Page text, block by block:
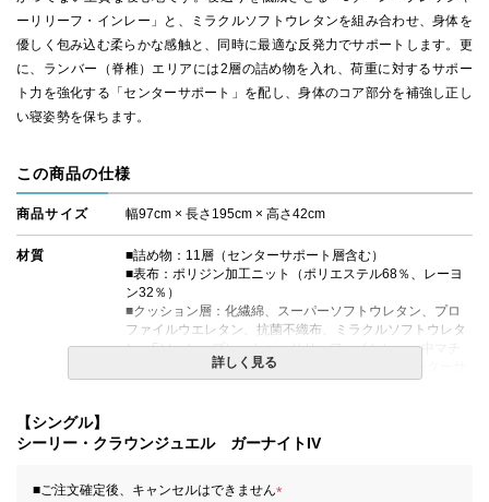
ーリリーフ・インレー」と、ミラクルソフトウレタンを組み合わせ、身体を
優しく包み込む柔らかな感触と、同時に最適な反発力でサポートします。更
に、ランバー（脊椎）エリアには2層の詰め物を入れ、荷重に対するサポー
ト力を強化する「センターサポート」を配し、身体のコア部分を補強し正し
い寝姿勢を保ちます。
この商品の仕様
商品サイズ 幅97cm × 長さ195cm × 高さ42cm
材質
■詰め物：11層（センターサポート層含む）
■表布：ポリジン加工ニット（ポリエステル68％、レーヨ
ン32％）
■クッション層：化繊綿、スーパーソフトウレタン、プロ
ファイルウエレタン、抗菌不織布、ミラクルソフトウレタ
ン、5ソーン・プレッシャーリリーフ・インレー、中マチ
用生地、ウレタン、ウレタン＋硬質フェルト（センターサ
ポート）、ニューハードフェルト
コイルの種類 Rest Support(レストサポート)コイル（交互配列）
コイルの線径 2.1mm・7.5巻
詳しく見る
【シングル】
シーリー・クラウンジュエル ガーナイトIV
■ご注文確定後、キャンセルはできません